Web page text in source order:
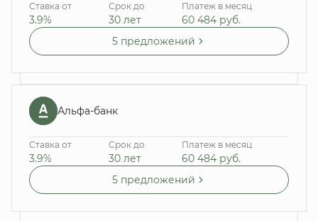
Ставка от
3.9%
Срок до
30 лет
Платеж в месяц
60 484 руб.
5 предложений
Альфа-банк
Ставка от
3.9%
Срок до
30 лет
Платеж в месяц
60 484 руб.
5 предложений